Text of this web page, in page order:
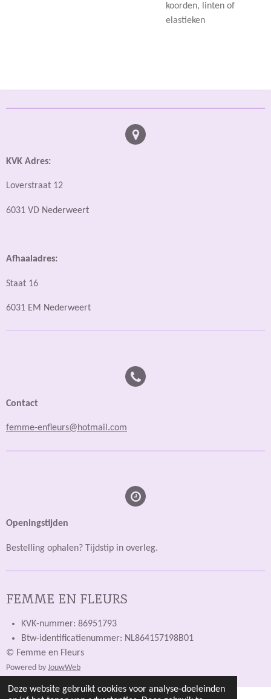
Deze website gebruikt cookies voor analyse-doeleinden
koorden, linten of
elastieken
KVK Adres:
Loverstraat 12
6031 VD Nederweert
Afhaaladres:
Staat 16
6031 EM Nederweert
Contact
femme-enfleurs@hotmail.com
Openingstijden
Bestelling ophalen? Tijdstip in overleg.
FEMME EN FLEURS
KVK-nummer: 86951793
Btw-identificatienummer: NL864157198B01
© Femme en Fleurs
Powered by JouwWeb